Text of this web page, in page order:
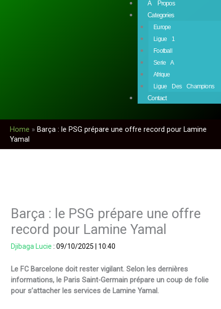
À Propos
Categories
Europe
Ligue 1
Football
Serie A
Afrique
Ligue Des Champions
Contact
Home » Barça : le PSG prépare une offre record pour Lamine
Yamal
Barça : le PSG prépare une offre
record pour Lamine Yamal
Djibaga Lucie :09/10/2025 10:40
Le FC Barcelone doit rester vigilant. Selon les dernières
informations, le Paris Saint-Germain prépare un coup de folie
pour s’attacher les services de Lamine Yamal.